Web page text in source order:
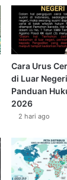
Cara Urus
di Luar
Panduan
2026
2 hari ago